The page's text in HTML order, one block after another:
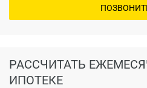
РАССЧИТАТЬ
ИПОТЕКЕ